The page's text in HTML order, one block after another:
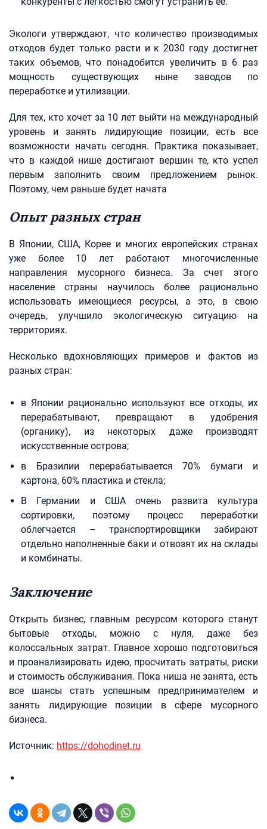
Экологи утверждают, что количество производимых
отходов будет только расти и к 2030 году достигнет
таких объемов, что понадобится увеличить в 6 раз
мощность существующих ныне заводов по
переработке и утилизации.
Для тех, кто хочет за 10 лет выйти на международный
уровень и занять лидирующие позиции, есть все
возможности начать сегодня. Практика показывает,
что в каждой нише достигают вершин те, кто успел
первым заполнить своим предложением рынок.
Поэтому, чем раньше будет начата
Опыт разных стран
В Японии, США, Корее и многих европейских странах
уже более 10 лет работают многочисленные
направления мусорного бизнеса. За счет этого
население страны научилось более рационально
использовать имеющиеся ресурсы, а это, в свою
очередь, улучшило экологическую ситуацию на
территориях.
Несколько вдохновляющих примеров и фактов из
разных стран:
в Японии рационально используют все отходы, их
перерабатывают, превращают в удобрения
(органику), из некоторых даже производят
искусственные острова;
в Бразилии перерабатывается 70% бумаги и
картона, 60% пластика и стекла;
В Германии и США очень развита культура
сортировки, поэтому процесс переработки
облегчается – транспортировщики забирают
отдельно наполненные баки и отвозят их на склады
и комбинаты.
Заключение
Открыть бизнес, главным ресурсом которого станут
бытовые отходы, можно с нуля, даже без
колоссальных затрат. Главное хорошо подготовиться
и проанализировать идею, просчитать затраты, риски
и стоимость обслуживания. Пока ниша не занята, есть
все шансы стать успешным предпринимателем и
занять лидирующие позиции в сфере мусорного
бизнеса.
Источник: https://dohodinet.ru